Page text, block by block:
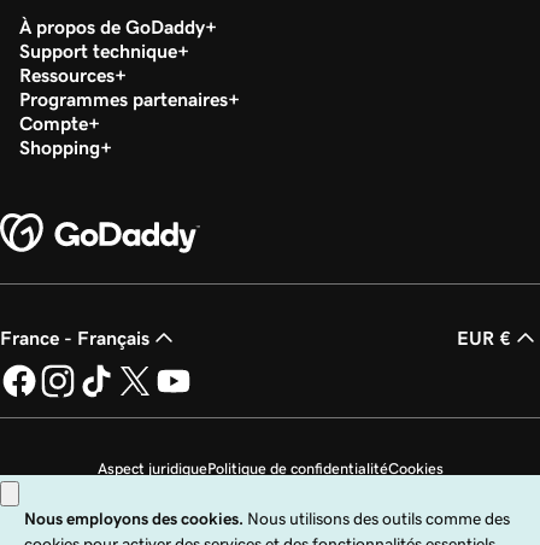
Service de migration de site Web
Configurer mon compte de services SEO
ou Website Care
À propos de GoDaddy
Support technique
Ressources
Programmes partenaires
Compte
Shopping
France - Français EUR €
Aspect juridiquePolitique de confidentialitéCookies
Ne revendez pas mes informations personnelles